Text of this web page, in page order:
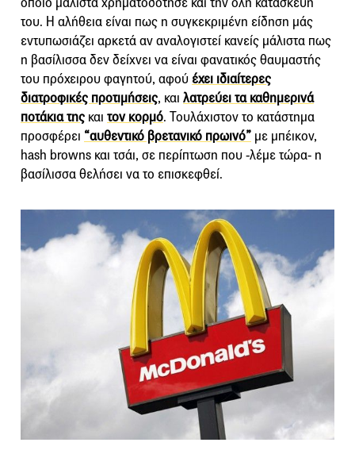
του. Η αλήθεια είναι πως η συγκεκριμένη είδηση μάς
εντυπωσιάζει αρκετά αν αναλογιστεί κανείς μάλιστα πως
η βασίλισσα δεν δείχνει να είναι φανατικός θαυμαστής
του πρόχειρου φαγητού, αφού έχει ιδιαίτερες
διατροφικές προτιμήσεις, και λατρεύει τα καθημερινά
ποτάκια της και τον κορμό. Τουλάχιστον το κατάστημα
προσφέρει “αυθεντικό βρετανικό πρωινό” με μπέικον,
hash browns και τσάι, σε περίπτωση που -λέμε τώρα- η
βασίλισσα θελήσει να το επισκεφθεί.